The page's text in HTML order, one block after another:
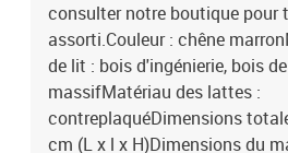
consulter notre boutique pour
assorti.Couleur : chêne
de lit : bois d'ingénierie, bois
massifMatériau des lattes :
contreplaquéDimensions
cm (L x l x H)Dimensions du